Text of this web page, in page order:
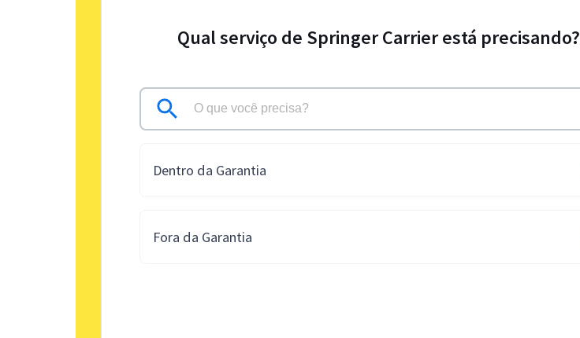
Qual serviço de Springer Carrier está precisando?
Dentro da Garantia
Fora da Garantia